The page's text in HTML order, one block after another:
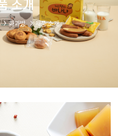
소개
화과방 제품 소개